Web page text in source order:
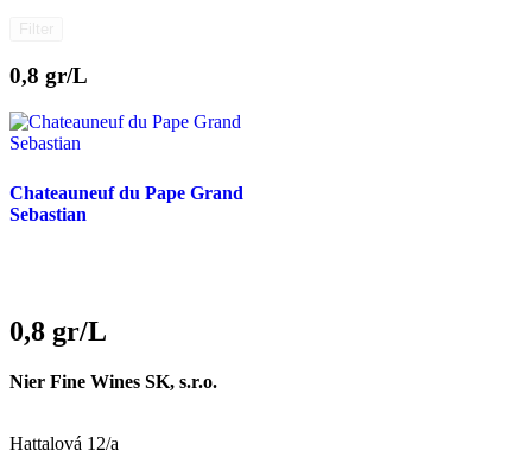
0,8 gr/L
Chateauneuf du Pape Grand
Sebastian
0,8 gr/L
Nier Fine Wines SK, s.r.o.
Hattalová 12/a